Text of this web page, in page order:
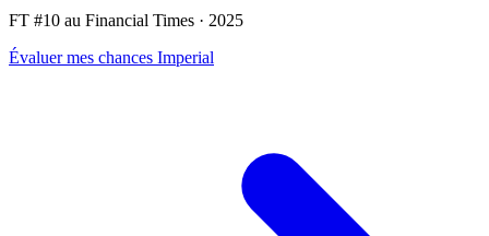
FT #10 au Financial Times · 2025
Évaluer mes chances Imperial